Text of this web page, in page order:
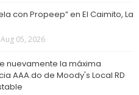
con Propeep” en El Caimito, La
Aug 05, 2026
nuevamente la máxima
AAA.do de Moody's Local RD